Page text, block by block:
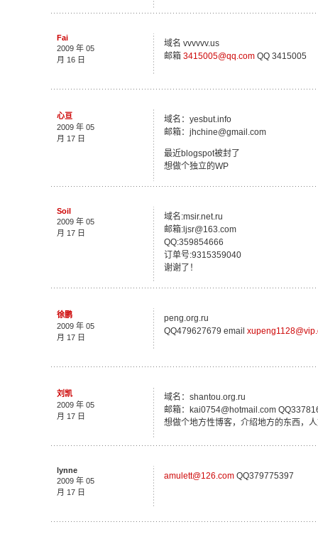
Fai
2009 年 05
月 16 日
域名 vvvvvv.us
邮箱3415005@qq.com QQ 3415005
心亘
2009 年 05
月 17 日
域名：yesbut.info
邮箱：jhchine@gmail.com
最近blogspot被封了
想做个独立的WP
Soil
2009 年 05
月 17 日
域名:msir.net.ru
邮箱:ljsr@163.com
QQ:359854666
订单号:9315359040
谢谢了！
徐鹏
2009 年 05
月 17 日
peng.org.ru
QQ479627679 email
刘凯
2009 年 05
月 17 日
域名：shantou.org.ru
邮箱：kai0754@hotmail.com
想做个地方性博客，介绍地方的东西，
lynne
2009 年 05
月 17 日
amulett@126.com QQ379775397